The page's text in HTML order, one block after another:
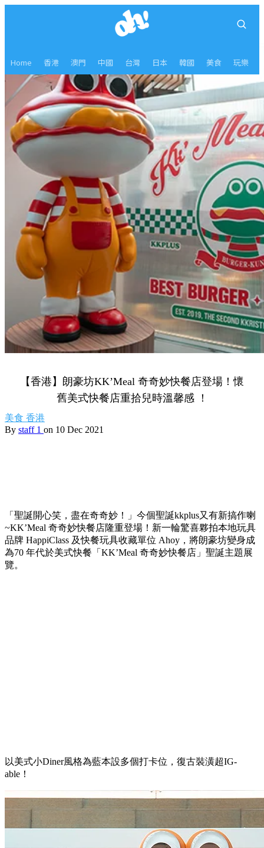
Home 香港 澳門 中國 台灣 日本 韓國 美食 玩樂
【香港】朗豪坊KK’Meal 奇奇妙快餐店登場！懷
舊美式快餐店重拾兒時溫馨感 ！
美食 香港
By staff 1 on 10 Dec 2021
「聖誕開心笑，盡在奇奇妙！」今個聖誕kkplus又有新搞作喇
~KK’Meal 奇奇妙快餐店隆重登場！新一輪驚喜夥拍本地玩具
品牌 HappiClass 及快餐玩具收藏單位 Ahoy，將朗豪坊變身成
為70 年代於美式快餐「KK’Meal 奇奇妙快餐店」聖誕主題展
覽。
以美式小Diner風格為藍本設多個打卡位，復古裝潢超IG-
able！